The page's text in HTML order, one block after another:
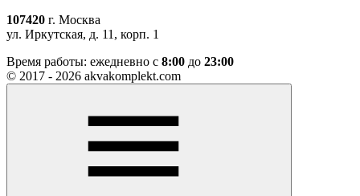
107420 г. Москва
ул. Иркутская, д. 11, корп. 1
Время работы: ежедневно с 8:00 до 23:00
© 2017 - 2026 akvakomplekt.com